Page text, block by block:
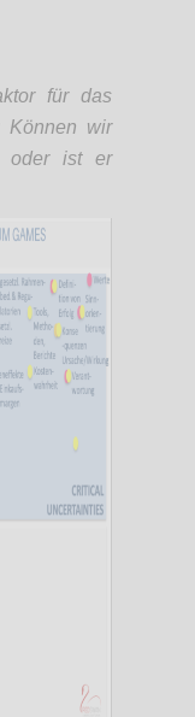
für das
Können wir
oder ist er